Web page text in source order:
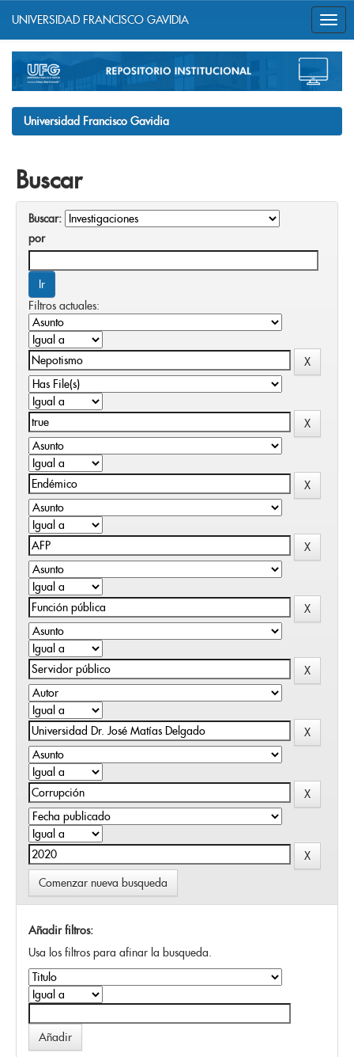
navigation
UNIVERSIDAD FRANCISCO GAVIDIA
Universidad Francisco Gavidia
Buscar
Buscar:
por
Filtros actuales:
Comenzar nueva busqueda
Añadir filtros:
Usa los filtros para afinar la busqueda.